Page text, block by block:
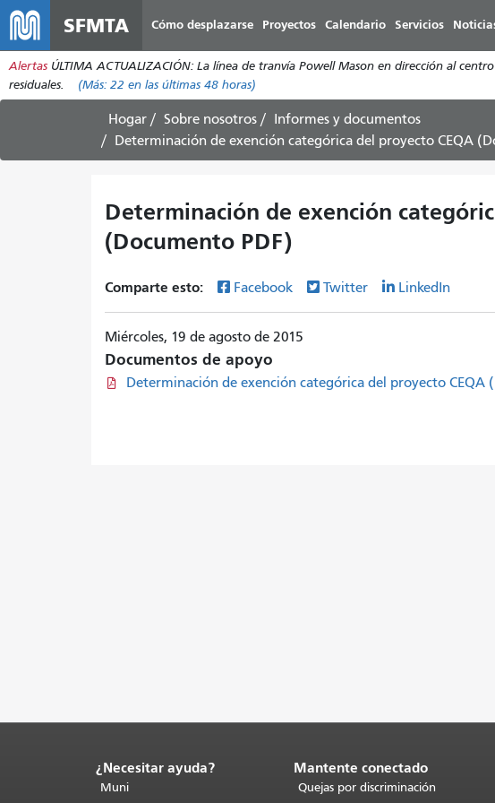
SFMTA Cómo desplazarse Proyectos Calendario Servicios
Alertas ÚLTIMA ACTUALIZACIÓN: La línea de tranvía Powell Mason en dirección al
residuales.
(Más: 22 en las últimas 48 horas)
Hogar Sobre nosotros
Informes y documentos
Determinación de exención categórica del proyecto CEQA
Determinación de exención
(Documento PDF)
Comparte esto: Facebook Twitter LinkedIn
Miércoles, 19 de agosto de 2015
Documentos de apoyo
Determinación de exención categórica del proyecto CEQA
Fin
del
¿Necesitar ayuda?
Muni
Mantente conectado
Quejas por discriminación